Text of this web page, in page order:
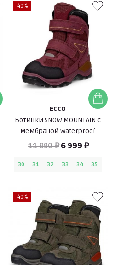
-40%
ECCO
Ботинки SNOW MOUNTAIN с
мембраной Waterproof
(брусничный)
11 990 ₽ 6 999 ₽
30 31 32 33 34 35
-40%